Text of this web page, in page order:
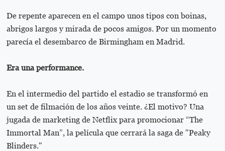
De repente aparecen en el campo unos tipos con boinas,
abrigos largos y mirada de pocos amigos. Por un momento
parecía el desembarco de Birmingham en Madrid.
Era una performance.
En el intermedio del partido el estadio se transformó en
un set de filmación de los años veinte. ¿El motivo? Una
jugada de marketing de Netflix para promocionar “The
Immortal Man”, la película que cerrará la saga de "Peaky
Blinders."